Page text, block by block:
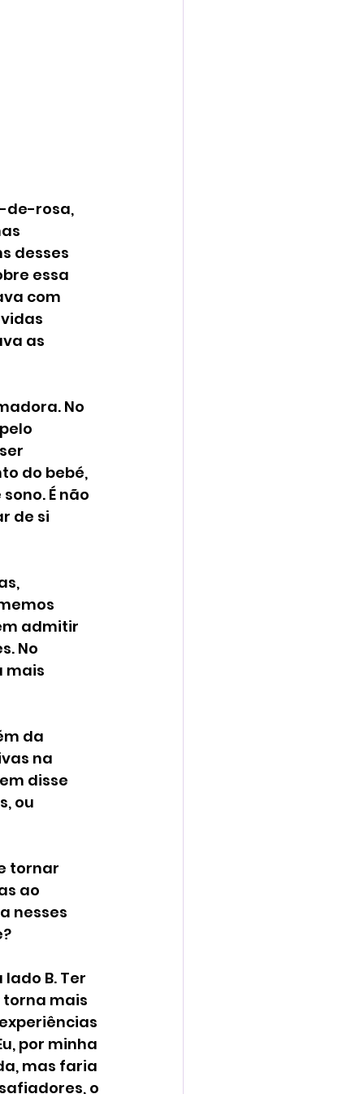
de-rosa,
desses
essa
com
as
No
do bebé,
É não
de si
admitir
No
mais
da
na
disse
ou
tornar
ao
nesses
B. Ter
torna mais
por minha
mas faria
o